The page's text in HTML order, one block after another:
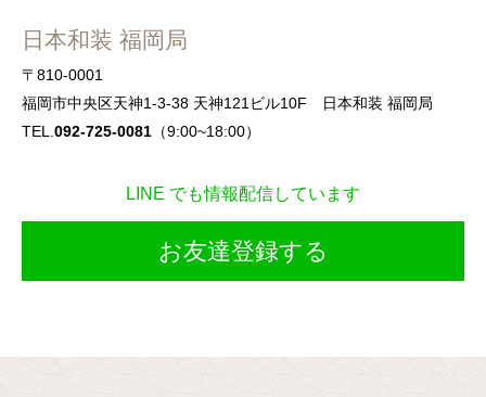
日本和装 福岡局
〒810-0001
福岡市中央区天神1-3-38 天神121ビル10F 日本和装 福岡局
TEL. 092-725-0081 （9:00~18:00）
LINE でも情報配信しています
お友達登録する